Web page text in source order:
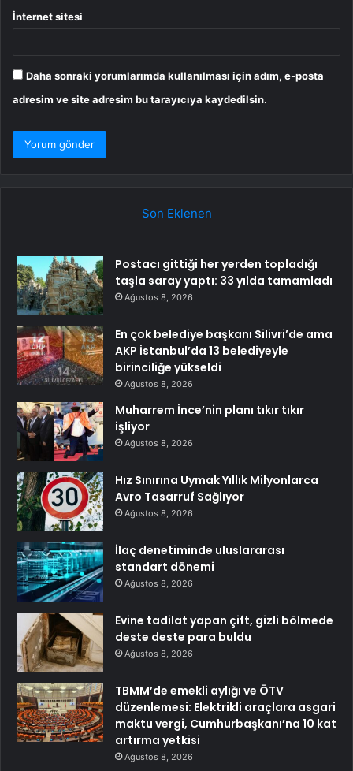
İnternet sitesi
Daha sonraki yorumlarımda kullanılması için adım, e-posta
adresim ve site adresim bu tarayıcıya kaydedilsin.
Son Eklenen
Postacı gittiği her yerden topladığı
taşla saray yaptı: 33 yılda tamamladı
Ağustos 8, 2026
En çok belediye başkanı Silivri’de ama
AKP İstanbul’da 13 belediyeyle
birinciliğe yükseldi
Ağustos 8, 2026
Muharrem İnce’nin planı tıkır tıkır
işliyor
Ağustos 8, 2026
Hız Sınırına Uymak Yıllık Milyonlarca
Avro Tasarruf Sağlıyor
Ağustos 8, 2026
İlaç denetiminde uluslararası
standart dönemi
Ağustos 8, 2026
Evine tadilat yapan çift, gizli bölmede
deste deste para buldu
Ağustos 8, 2026
TBMM’de emekli aylığı ve ÖTV
düzenlemesi: Elektrikli araçlara asgari
maktu vergi, Cumhurbaşkanı’na 10 kat
artırma yetkisi
Ağustos 8, 2026